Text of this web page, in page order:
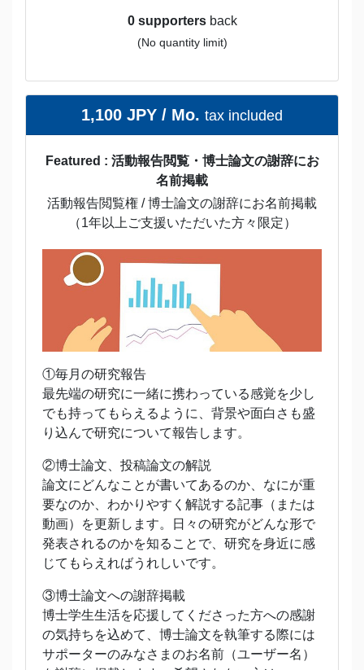
0 supportersback
(No quantity limit)
1,100 JPY / Mo. tax included
Featured : 活動報告閲覧・博士論文の謝辞にお
名前掲載
活動報告閲覧権 / 博士論文の謝辞にお名前掲載
（1年以上ご支援いただいた方々限定）
①毎月の研究報告
最先端の研究に一緒に携わっている感覚を少し
でも持ってもらえるように、背景や面白さも盛
り込んで研究について報告します。
②博士論文、投稿論文の解説
論文にどんなことが書いてあるのか、なにが重
要なのか、わかりやすく解説する記事（または
動画）を更新します。日々の研究がどんな形で
発表されるのかを知ることで、研究を身近に感
じてもらえればうれしいです。
③博士論文への謝辞掲載
博士学生生活を応援してくださった方への感謝
の気持ちを込めて、博士論文を執筆する際には
サポーターのみなさまのお名前（ユーザー名）